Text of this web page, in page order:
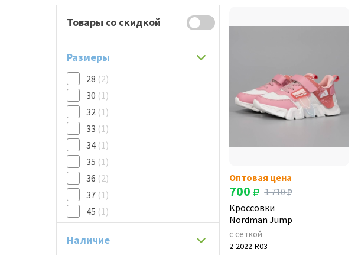
Товары со скидкой
Размеры
28 (2)
30 (1)
32 (1)
33 (1)
34 (1)
35 (1)
36 (2)
37 (1)
45 (1)
Наличие
Оптовая цена
700
1 710
Кроссовки
Nordman Jump
с сеткой
2-2022-R03